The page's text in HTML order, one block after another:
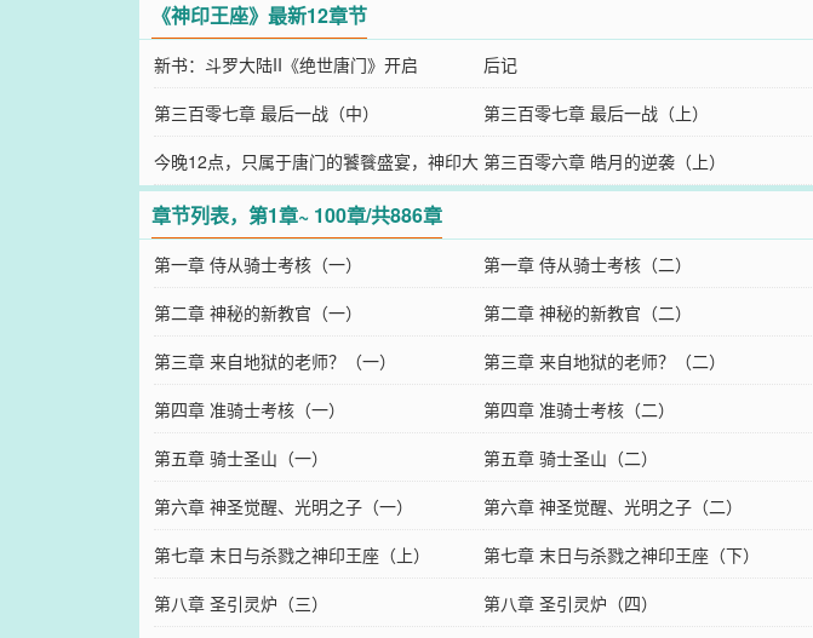
《神印王座》最新12章节
新书：斗罗大陆II《绝世唐门》开启 后记
第三百零七章 最后一战（中）
第三百零七章 最后一战（上）
今晚12点，只属于唐门的饕餮盛宴，神印大
结局六更连爆
第三百零六章 皓月的逆袭（上）
章节列表，第1章~ 100章/共886章
第一章 侍从骑士考核（一） 第一章 侍从骑士考核（二）
第二章 神秘的新教官（一）
第二章 神秘的新教官（二）
第三章 来自地狱的老师？（一）
第三章 来自地狱的老师？（二）
第四章 准骑士考核（一）
第四章 准骑士考核（二）
第五章 骑士圣山（一）
第五章 骑士圣山（二）
第六章 神圣觉醒、光明之子（一）
第六章 神圣觉醒、光明之子（二）
第七章 末日与杀戮之神印王座（上）
第七章 末日与杀戮之神印王座（下）
第八章 圣引灵炉（三）
第八章 圣引灵炉（四）